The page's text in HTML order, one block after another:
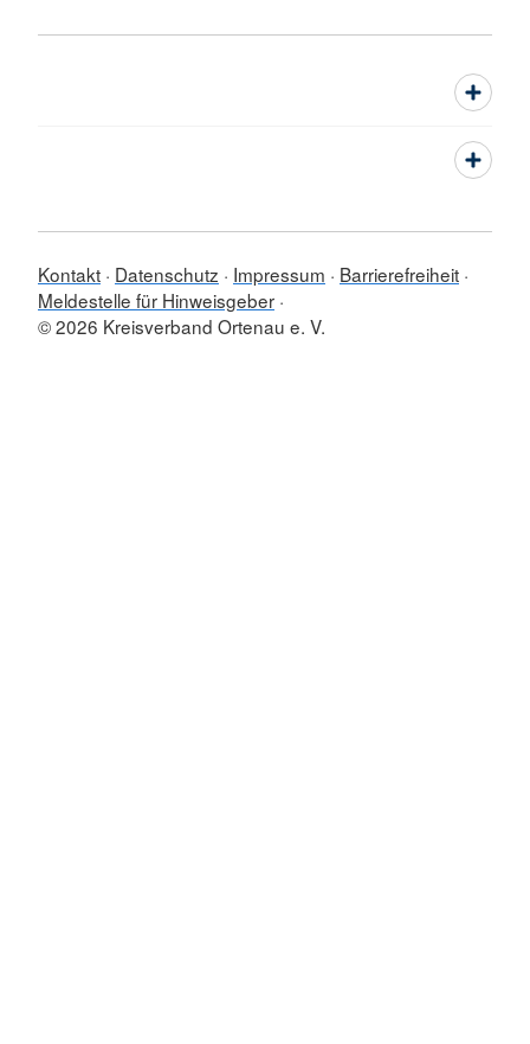
Kontakt Datenschutz Impressum
Barrierefreiheit
Meldestelle für Hinweisgeber
© 2026 Kreisverband Ortenau e. V.